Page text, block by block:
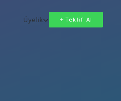
Üyelik Teklif Al